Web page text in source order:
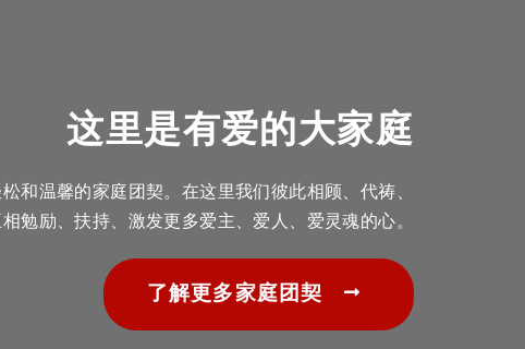
这里是有爱的大家庭
和温馨的家庭团契。在这里我们彼此相顾、代祷、
勉励、扶持、激发更多爱主、爱人、爱灵魂的心。
了解更多家庭团契